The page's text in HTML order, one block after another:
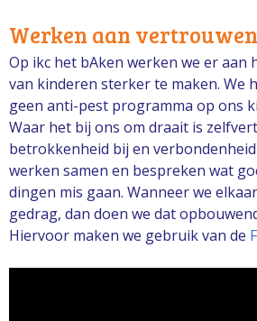
Werken aan vertrouwen
Op ikc het bAken werken we er aan
van kinderen sterker te maken. We
geen anti-pest programma op ons
Waar het bij ons om draait is
betrokkenheid bij en
werken samen en bespreken wat
dingen mis gaan. Wanneer we
gedrag, dan doen we dat
Hiervoor maken we gebruik van de